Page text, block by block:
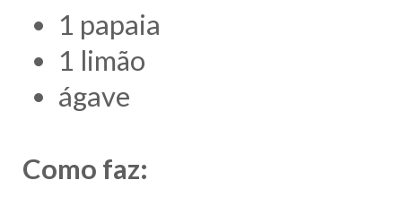
1 papaia
1 limão
ágave
Como faz: